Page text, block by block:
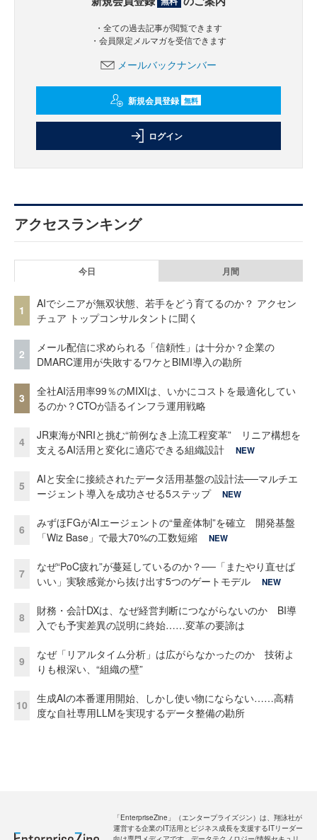
・全ての過去記事が閲覧できます
・会員限定メルマガを受信できます
メールバックナンバー
新規会員登録 無料
ログイン
アクセスランキング
今日 月間
1
AIでシニアが無双状態、若手をどう育てるのか？ アクセン
チュア トップコンサルタントに聞く
2
メール配信に求められる「信頼性」は十分か？企業の
DMARC運用が失敗するワケとBIMI導入の勘所
3
全社AI活用率99％のMIXIは、いかにコストを最適化してい
るのか？CTOが語るインフラ運用戦略
4
JR東海がNRIと挑む“前例なき上流工程変革” リニア構想を
支えるAI活用と変化に適応できる組織設計
NEW
5
AIと安全に接続されたデータ活用基盤の設計法──マルチエ
ージェント導入を成功させる5ステップ
NEW
6
みずほFGがAIエージェントの“量産体制”を確立 開発基盤
「Wiz Base」で最大70%の工数短縮
NEW
7
なぜ“PoC疲れ”が蔓延しているのか？──「またやり直せば
いい」実験感覚から抜け出す5つのゲートモデル
NEW
8
財務・会計DXは、なぜ経営判断につながらないのか BI導
入でも予実差異の説明に終始……変革の要諦は
9
なぜ「リアルタイム分析」は広がらなかったのか 技術よ
りも根深い、“組織の壁”
10
生成AIの本番運用開始、しかし使い物にならない……高精
度な自社専用LLMを実現するデータ整備の勘所
「EnterpriseZine」（エンタープライズジン）は、翔泳社が
運営する企業のIT活用とビジネス成長を支援するITリーダー